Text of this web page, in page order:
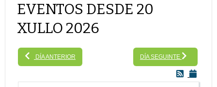
EVENTOS DESDE 20
XULLO 2026
DÍA ANTERIOR DÍA SEGUINTE